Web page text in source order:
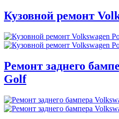
Кузовной ремонт
Ремонт заднего
Golf